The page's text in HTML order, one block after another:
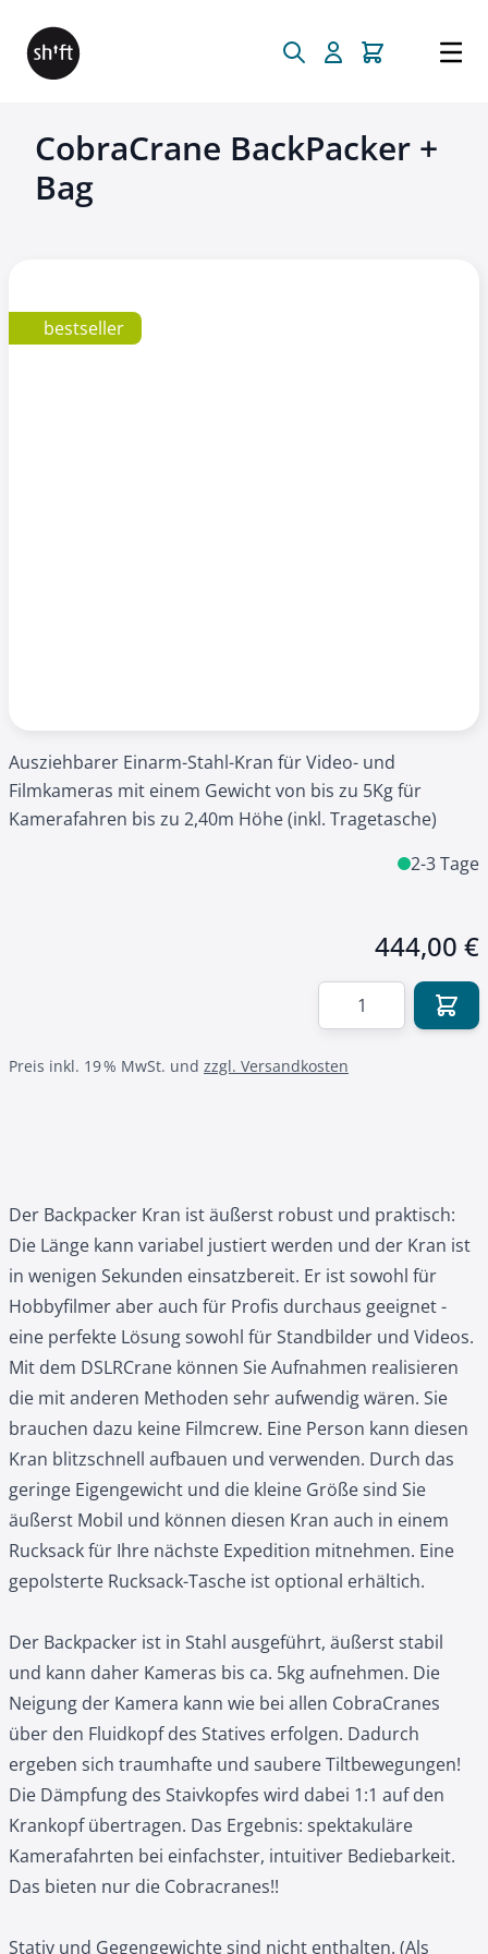
CobraCrane BackPacker +
Bag
bestseller
Ausziehbarer Einarm-Stahl-Kran für Video- und
Filmkameras mit einem Gewicht von bis zu 5Kg für
Kamerafahren bis zu 2,40m Höhe (inkl. Tragetasche)
2-3 Tage
444,00 €
Menge
Preis inkl. 19 % MwSt. und zzgl. Versandkosten
Der Backpacker Kran ist äußerst robust und praktisch:
Die Länge kann variabel justiert werden und der Kran ist
in wenigen Sekunden einsatzbereit. Er ist sowohl für
Hobbyfilmer aber auch für Profis durchaus geeignet -
eine perfekte Lösung sowohl für Standbilder und Videos.
Mit dem DSLRCrane können Sie Aufnahmen realisieren
die mit anderen Methoden sehr aufwendig wären. Sie
brauchen dazu keine Filmcrew. Eine Person kann diesen
Kran blitzschnell aufbauen und verwenden. Durch das
geringe Eigengewicht und die kleine Größe sind Sie
äußerst Mobil und können diesen Kran auch in einem
Rucksack für Ihre nächste Expedition mitnehmen. Eine
gepolsterte Rucksack-Tasche ist optional erhältich.
Der Backpacker ist in Stahl ausgeführt, äußerst stabil
und kann daher Kameras bis ca. 5kg aufnehmen. Die
Neigung der Kamera kann wie bei allen CobraCranes
über den Fluidkopf des Statives erfolgen. Dadurch
ergeben sich traumhafte und saubere Tiltbewegungen!
Die Dämpfung des Staivkopfes wird dabei 1:1 auf den
Krankopf übertragen. Das Ergebnis: spektakuläre
Kamerafahrten bei einfachster, intuitiver Bediebarkeit.
Das bieten nur die Cobracranes!!
Stativ und Gegengewichte sind nicht enthalten. (Als